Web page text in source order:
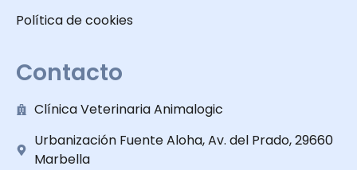
Política de cookies
Contacto
Clínica Veterinaria Animalogic
Urbanización Fuente Aloha, Av. del Prado, 29660
Marbella